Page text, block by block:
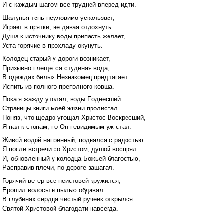
И с каждым шагом все трудней вперед идти.
Шалунья-тень неуловимо ускользает,
Играет в прятки, не давая отдохнуть.
Душа к источнику воды припасть желает,
Уста горячие в прохладу окунуть.
Колодец старый у дороги возникает,
Призывно плещется студеная вода,
В одеждах белых Незнакомец предлагает
Испить из полного-преполного ковша.
Пока я жажду утолял, воды Поднесший
Страницы книги моей жизни пролистал.
Поняв, что щедро угощал Христос Воскресший,
Я пал к стопам, но Он невидимым уж стал.
Живой водой напоенный, поднялся с радостью
Я после встречи со Христом, душой воспрял
И, обновленный у колодца Божьей благостью,
Расправив плечи, по дороге зашагал.
Горячий ветер все неистовей кружился,
Ерошил волосы и пылью обдавал.
В глубинах сердца чистый ручеек открылся
Святой Христовой благодати навсегда.